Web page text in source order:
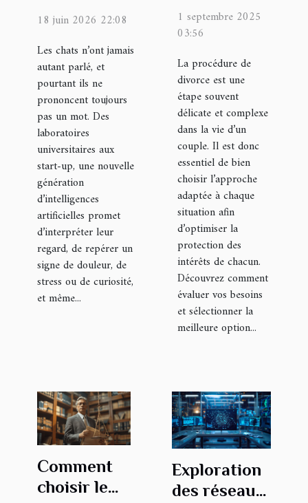
intelligences
artificielles
qui
interprètent
le regard
félin
18 juin 2026 22:08
Les chats n’ont jamais
autant parlé, et
pourtant ils ne
prononcent toujours
pas un mot. Des
laboratoires
universitaires aux
start-up, une nouvelle
génération
d’intelligences
artificielles promet
d’interpréter leur
regard, de repérer un
signe de douleur, de
stress ou de curiosité,
et même...
approche
procédure
de divorce ?
1 septembre 2025
03:56
La procédure de
divorce est une
étape souvent
délicate et complexe
dans la vie d’un
couple. Il est donc
essentiel de bien
choisir l’approche
adaptée à chaque
situation afin
d’optimiser la
protection des
intérêts de chacun.
Découvrez comment
évaluer vos besoins
et sélectionner la
meilleure option...
Comment
choisir le
Exploration
des réseaux